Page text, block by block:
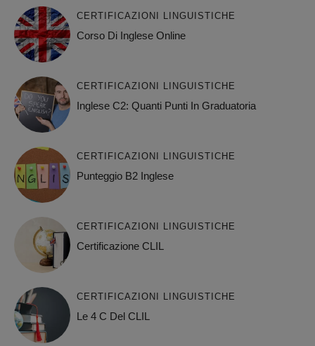
CERTIFICAZIONI LINGUISTICHE
Corso Di Inglese Online
CERTIFICAZIONI LINGUISTICHE
Inglese C2: Quanti Punti In Graduatoria
CERTIFICAZIONI LINGUISTICHE
Punteggio B2 Inglese
CERTIFICAZIONI LINGUISTICHE
Certificazione CLIL
CERTIFICAZIONI LINGUISTICHE
Le 4 C Del CLIL